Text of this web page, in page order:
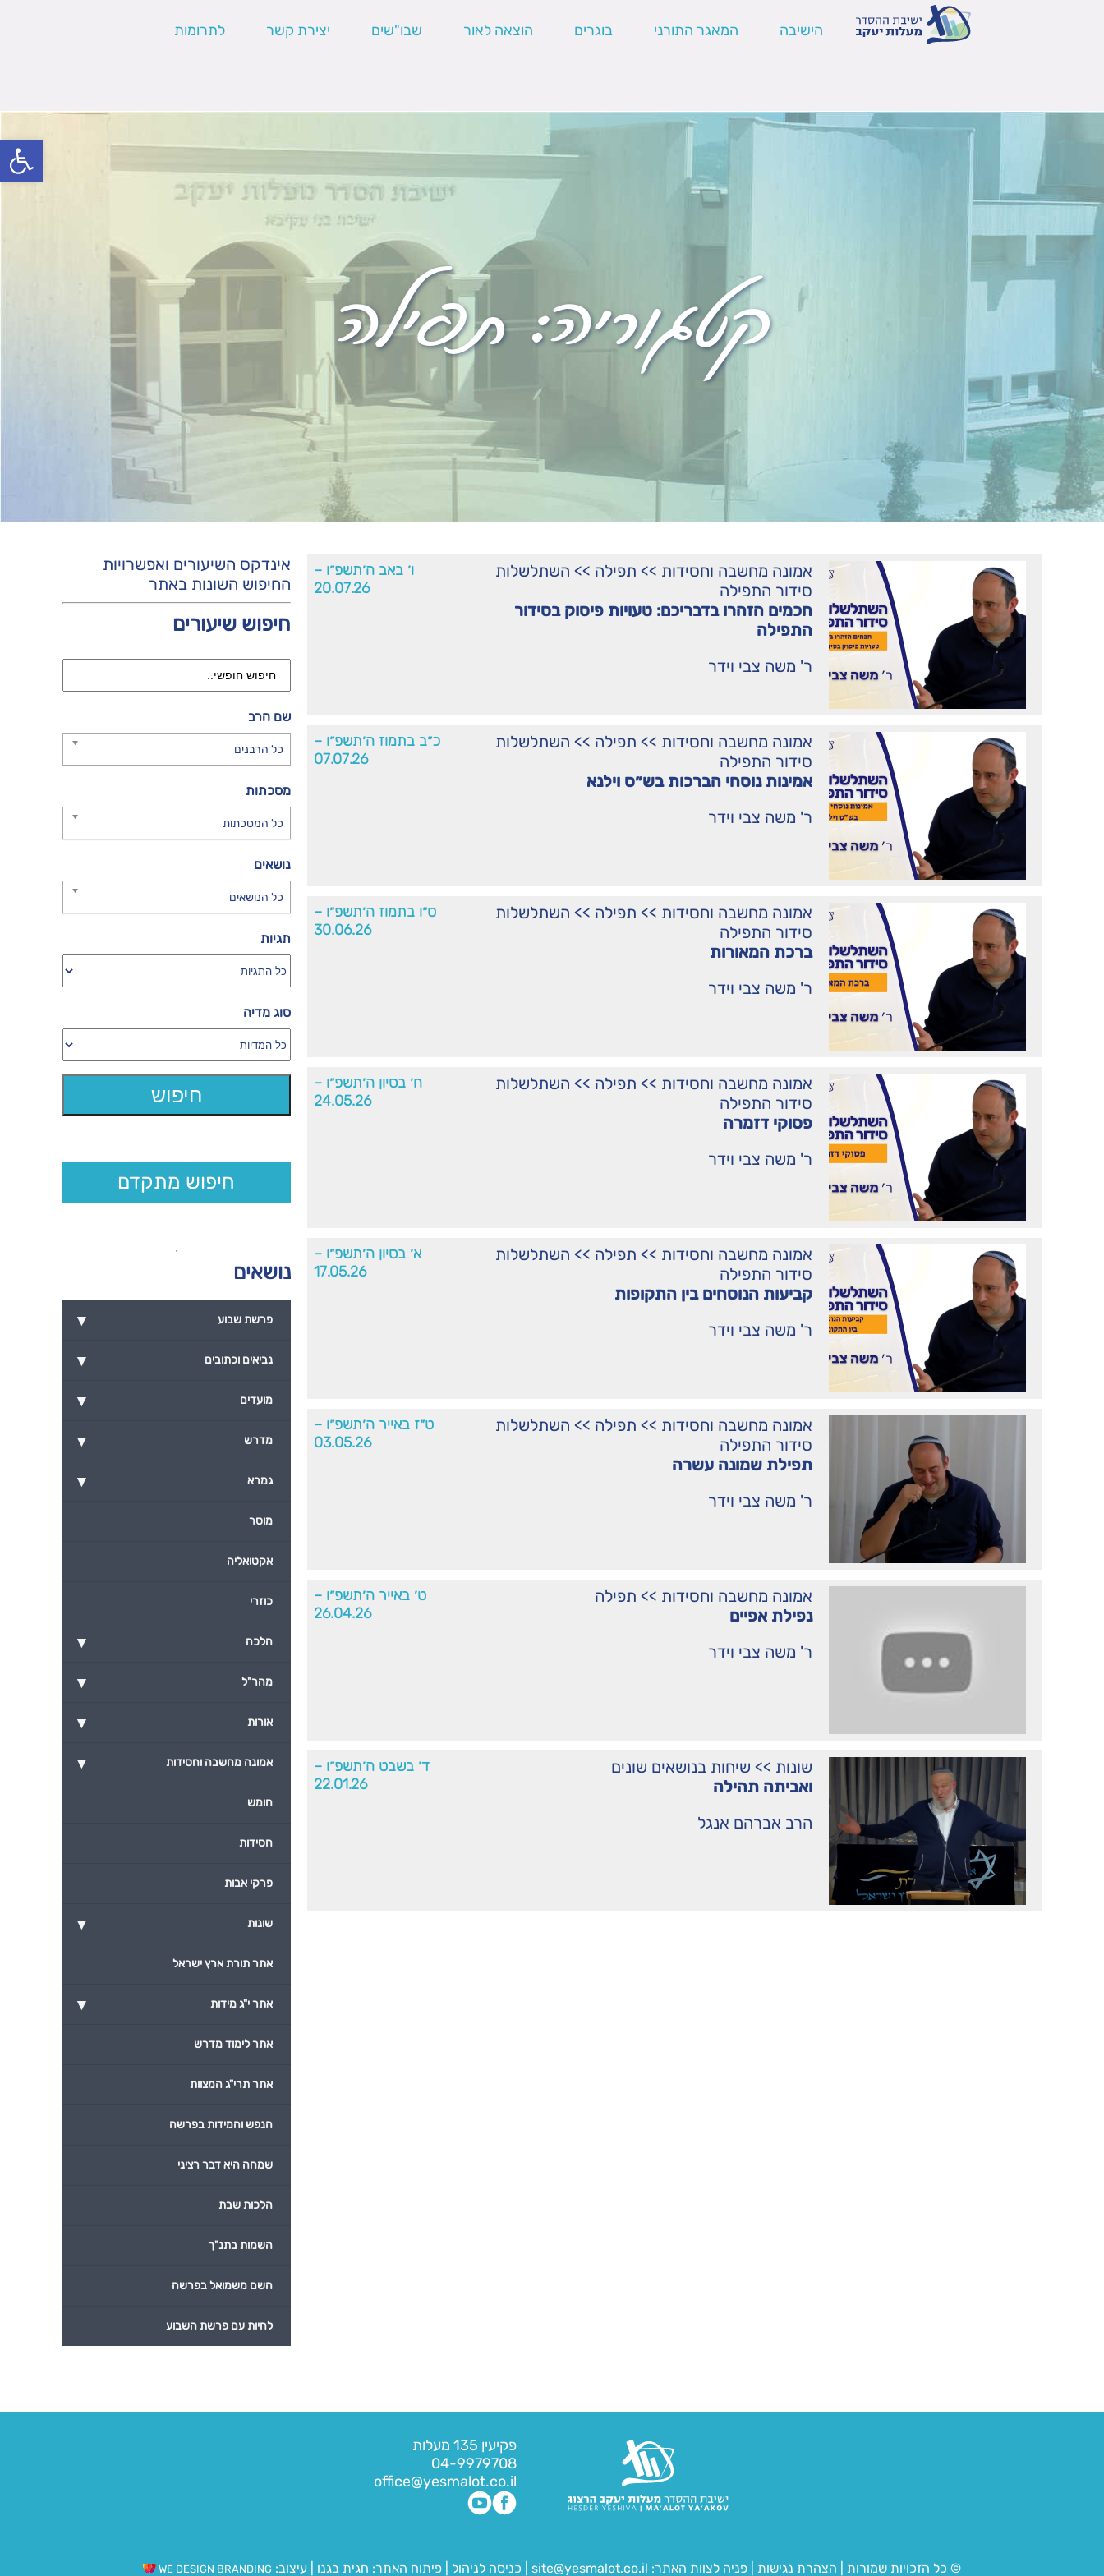
פתח
הישיבה המאגר התורני בוגרים הוצאה לאור שבו"שים יצירת קשר לתרומות
קטגוריה:תפילה
אמונה מחשבה וחסידות >> תפילה >> השתלשלות
סידור התפילה
חכמים הזהרו בדבריכם: טעויות פיסוק בסידור
התפילה
ר' משה צבי וידר
ו׳ באב ה׳תשפ״ו –
20.07.26
אמונה מחשבה וחסידות >> תפילה >> השתלשלות
סידור התפילה
אמינות נוסחי הברכות בש״ס וילנא
ר' משה צבי וידר
כ״ב בתמוז ה׳תשפ״ו –
07.07.26
אמונה מחשבה וחסידות >> תפילה >> השתלשלות
סידור התפילה
ברכת המאורות
ר' משה צבי וידר
ט״ו בתמוז ה׳תשפ״ו –
30.06.26
אמונה מחשבה וחסידות >> תפילה >> השתלשלות
סידור התפילה
פסוקי דזמרה
ר' משה צבי וידר
ח׳ בסיון ה׳תשפ״ו –
24.05.26
אמונה מחשבה וחסידות >> תפילה >> השתלשלות
סידור התפילה
קביעות הנוסחים בין התקופות
ר' משה צבי וידר
א׳ בסיון ה׳תשפ״ו –
17.05.26
אמונה מחשבה וחסידות >> תפילה >> השתלשלות
סידור התפילה
תפילת שמונה עשרה
ר' משה צבי וידר
ט״ז באייר ה׳תשפ״ו –
03.05.26
אמונה מחשבה וחסידות >> תפילה
נפילת אפיים
ר' משה צבי וידר
ט׳ באייר ה׳תשפ״ו –
26.04.26
שונות >> שיחות בנושאים שונים
ואביתה תהילה
הרב אברהם אנגל
ד׳ בשבט ה׳תשפ״ו –
22.01.26
אינדקס השיעורים ואפשרויות
החיפוש השונות באתר
חיפוש שיעורים
שם הרב
כל הרבנים
מסכתות
כל המסכתות
נושאים
כל הנושאים
תגיות
סוג מדיה
חיפוש מתקדם
נושאים
▾ פרשת שבוע
▾ נביאים וכתובים
▾ מועדים
▾ מדרש
▾ גמרא
מוסר
אקטואליה
כוזרי
▾ הלכה
▾ מהר"ל
▾ אורות
▾ אמונה מחשבה וחסידות
חומש
חסידות
פרקי אבות
▾ שונות
אתר תורת ארץ ישראל
▾ אתר י"ג מידות
אתר לימוד מדרש
אתר תרי"ג המצוות
הנפש והמידות בפרשה
שמחה היא דבר רציני
הלכות שבת
השמות בתנ"ך
השם משמואל בפרשה
לחיות עם פרשת השבוע
פקיעין 135 מעלות
04-9979708
office@yesmalot.co.il
© כל הזכויות שמורות הצהרת נגישות פניה לצוות האתר: site@yesmalot.co.il כניסה לניהול פיתוח האתר: חגית בגנו עיצוב: WE DESIGN BRANDING